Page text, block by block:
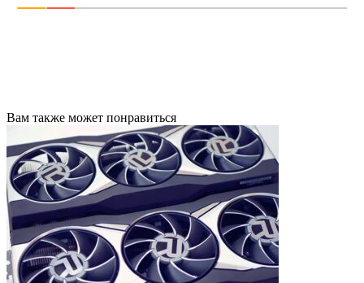
Вам также может понравиться